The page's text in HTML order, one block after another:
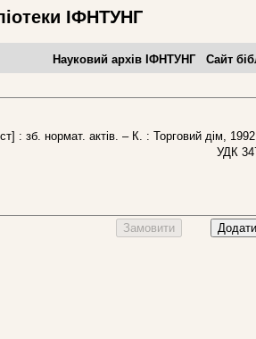
ІФНТУНГ
Науковий архів ІФНТУНГ Сайт
: зб. нормат. актів. – К. : Торговий дім,
УДК
Замовити